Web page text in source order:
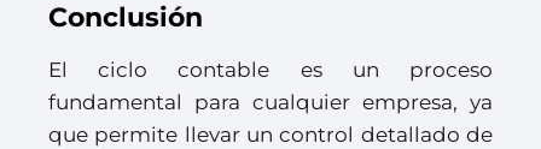
Conclusión
El ciclo contable es un proceso
fundamental para cualquier empresa, ya
que permite llevar un control detallado de